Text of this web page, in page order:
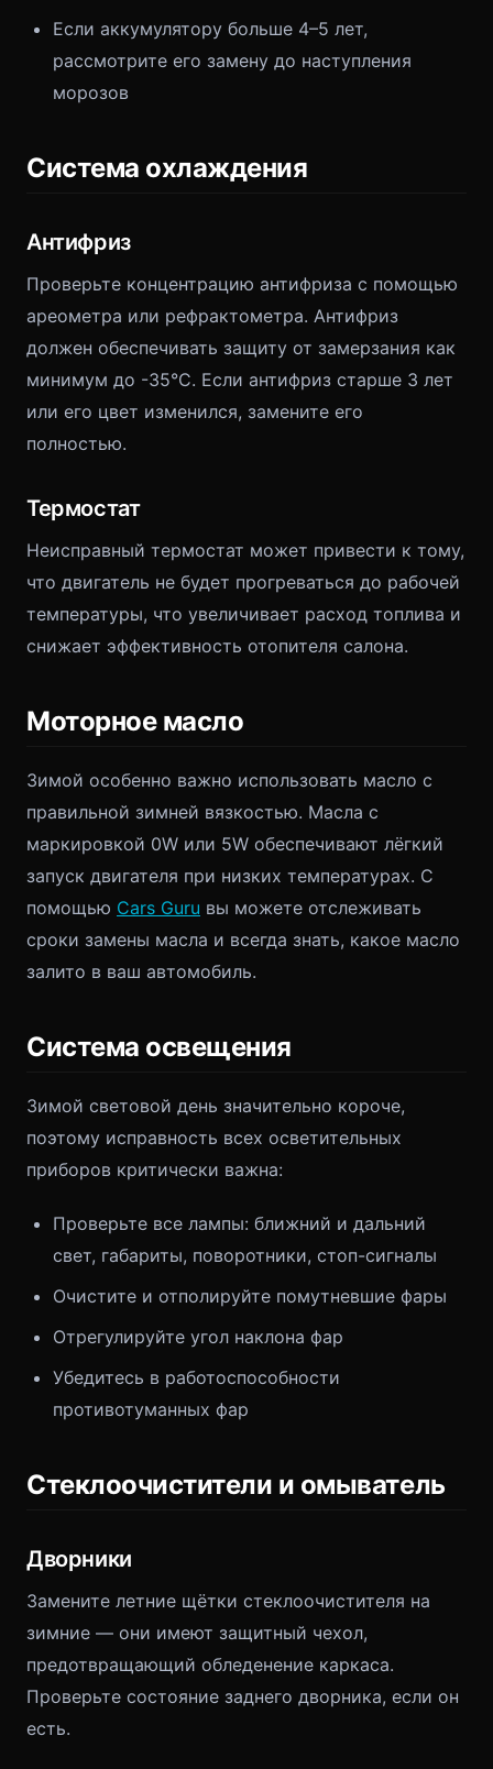
Если аккумулятору больше 4–5 лет,
рассмотрите его замену до наступления
морозов
Система охлаждения
Антифриз
Проверьте концентрацию антифриза с помощью
ареометра или рефрактометра. Антифриз
должен обеспечивать защиту от замерзания как
минимум до -35°C. Если антифриз старше 3 лет
или его цвет изменился, замените его
полностью.
Термостат
Неисправный термостат может привести к тому,
что двигатель не будет прогреваться до рабочей
температуры, что увеличивает расход топлива и
снижает эффективность отопителя салона.
Моторное масло
Зимой особенно важно использовать масло с
правильной зимней вязкостью. Масла с
маркировкой 0W или 5W обеспечивают лёгкий
запуск двигателя при низких температурах. С
помощью Cars Guru вы можете отслеживать
сроки замены масла и всегда знать, какое масло
залито в ваш автомобиль.
Система освещения
Зимой световой день значительно короче,
поэтому исправность всех осветительных
приборов критически важна:
Проверьте все лампы: ближний и дальний
свет, габариты, поворотники, стоп-сигналы
Очистите и отполируйте помутневшие фары
Отрегулируйте угол наклона фар
Убедитесь в работоспособности
противотуманных фар
Стеклоочистители и омыватель
Дворники
Замените летние щётки стеклоочистителя на
зимние — они имеют защитный чехол,
предотвращающий обледенение каркаса.
Проверьте состояние заднего дворника, если он
есть.